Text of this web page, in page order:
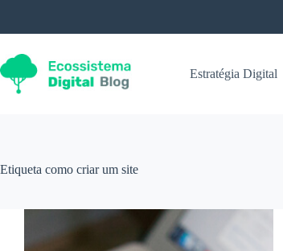
o
Estratégia Digital
Etiqueta como criar um site